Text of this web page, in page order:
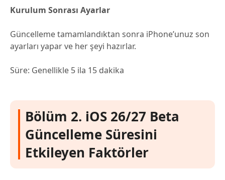
Kurulum Sonrası Ayarlar
Güncelleme tamamlandıktan sonra iPhone’unuz son
ayarları yapar ve her şeyi hazırlar.
Süre: Genellikle 5 ila 15 dakika
Bölüm 2. iOS 26/27 Beta
Güncelleme Süresini
Etkileyen Faktörler